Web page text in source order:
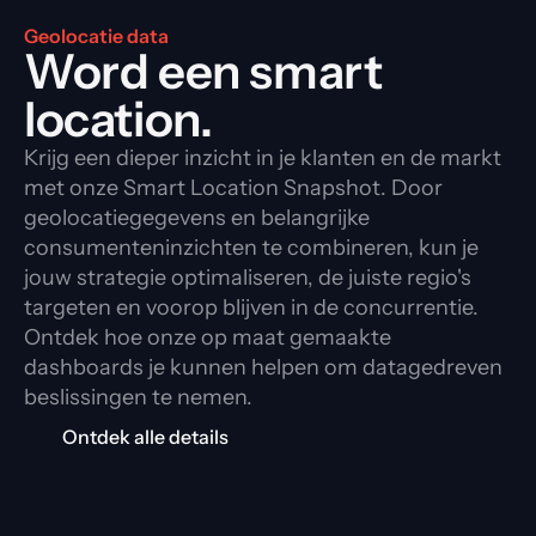
Geolocatie data
Word een smart
location.
Krijg een dieper inzicht in je klanten en de markt
met onze Smart Location Snapshot. Door
geolocatiegegevens en belangrijke
consumenteninzichten te combineren, kun je
jouw strategie optimaliseren, de juiste regio's
targeten en voorop blijven in de concurrentie.
Ontdek hoe onze op maat gemaakte
dashboards je kunnen helpen om datagedreven
beslissingen te nemen.
Ontdek alle details